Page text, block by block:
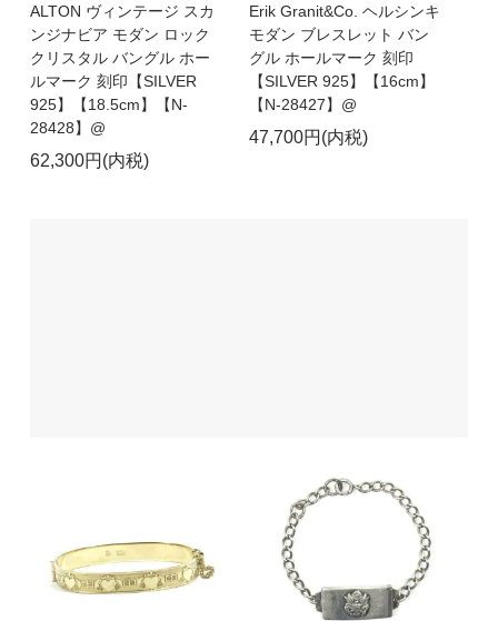
ALTON ヴィンテージ スカ
ンジナビア モダン ロック
クリスタル バングル ホー
ルマーク 刻印【SILVER
925】【18.5cm】【N-
28428】@
62,300円(内税)
Erik Granit&Co. ヘルシンキ
モダン ブレスレット バン
グル ホールマーク 刻印
【SILVER 925】【16cm】
【N-28427】@
47,700円(内税)